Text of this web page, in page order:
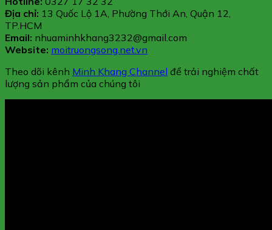
Địa chỉ: 13 Quốc Lộ 1A, Phường Thới An, Quận 12,
TP.HCM
Email: nhuaminhkhang3232@gmail.com
Website: moitruongsong.net.vn
Theo dõi kênh Minh Khang Channel để trải nghiệm chất
lượng sản phẩm của chúng tôi